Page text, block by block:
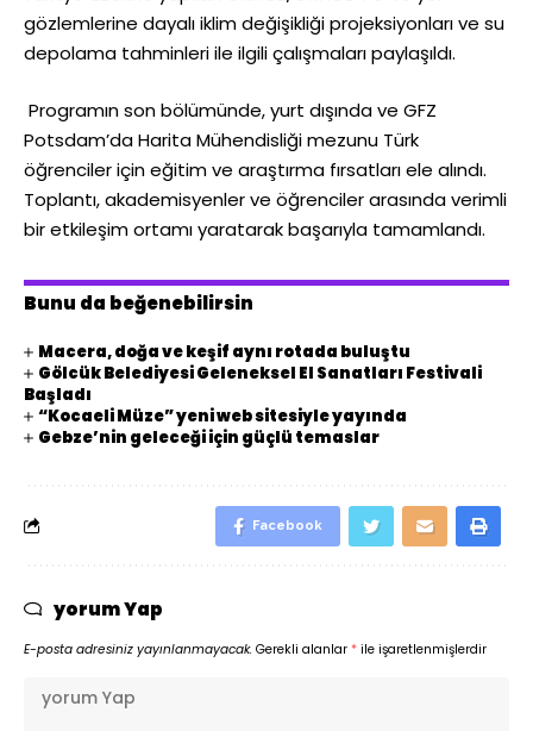
gözlemlerine dayalı iklim değişikliği projeksiyonları ve su
depolama tahminleri ile ilgili çalışmaları paylaşıldı.
Programın son bölümünde, yurt dışında ve GFZ
Potsdam’da Harita Mühendisliği mezunu Türk
öğrenciler için eğitim ve araştırma fırsatları ele alındı.
Toplantı, akademisyenler ve öğrenciler arasında verimli
bir etkileşim ortamı yaratarak başarıyla tamamlandı.
Bunu da beğenebilirsin
Macera, doğa ve keşif aynı rotada buluştu
Gölcük Belediyesi Geleneksel El Sanatları Festivali
Başladı
“Kocaeli Müze” yeni web sitesiyle yayında
Gebze’nin geleceği için güçlü temaslar
Facebook
yorum Yap
E-posta adresiniz yayınlanmayacak. Gerekli alanlar * ile işaretlenmişlerdir